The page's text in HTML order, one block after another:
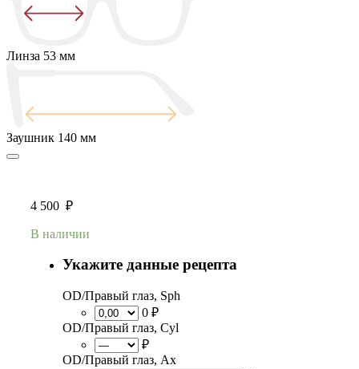
Линза 53 мм
Заушник 140 мм
4 500 ₽
В наличии
Укажите данные рецепта
OD/Правый глаз, Sph
0 ₽
OD/Правый глаз, Cyl
₽
OD/Правый глаз, Ax